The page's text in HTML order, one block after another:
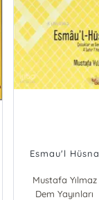
Esmau'l Hüsna
Mustafa Yılmaz
Dem Yayınları